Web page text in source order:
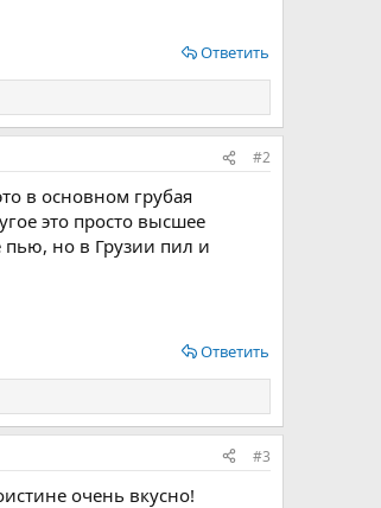
Ответить
#2
в основном грубая
это просто высшее
пью, но в Грузии пил и
Ответить
#3
очень вкусно!